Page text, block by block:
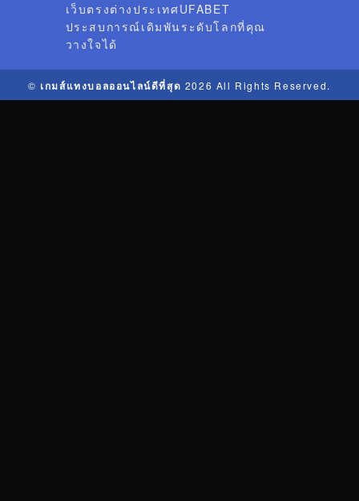
เว็บตรงต่างประเทศUFABET
ประสบการณ์เดิมพันระดับโลกที่คุณ
วางใจได้
© เกมส์แทงบอลออนไลน์ดีที่สุด 2026 All Rights Reserved.